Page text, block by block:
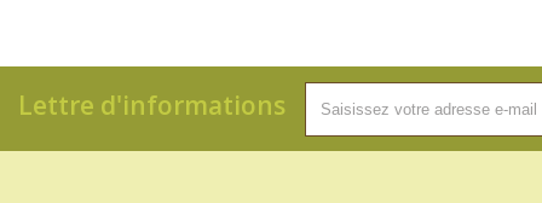
Lettre d'informations